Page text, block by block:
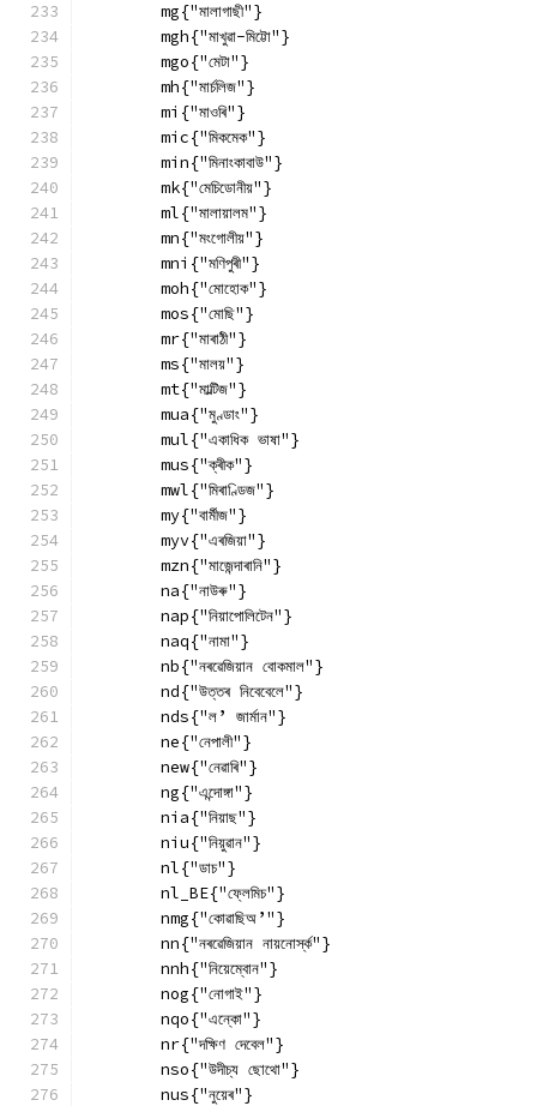
        mg{"মালাগাছী"}
        mgh{"মাখুৱা-মিট্টো"}
        mgo{"মেটা"}
        mh{"মাৰ্চলিজ"}
        mi{"মাওৰি"}
        mic{"মিকমেক"}
        min{"মিনাংকাবাউ"}
        mk{"মেচিডোনীয়"}
        ml{"মালায়ালম"}
        mn{"মংগোলীয়"}
        mni{"মণিপুৰী"}
        moh{"মোহোক"}
        mos{"মোছি"}
        mr{"মাৰাঠী"}
        ms{"মালয়"}
        mt{"মাল্টিজ"}
        mua{"মুণ্ডাং"}
        mul{"একাধিক ভাষা"}
        mus{"ক্ৰীক"}
        mwl{"মিৰাণ্ডিজ"}
        my{"বাৰ্মীজ"}
        myv{"এৰজিয়া"}
        mzn{"মাজেন্দাৰানি"}
        na{"নাউৰু"}
        nap{"নিয়াপোলিটেন"}
        naq{"নামা"}
        nb{"নৰৱেজিয়ান বোকমাল"}
        nd{"উত্তৰ নিবেবেলে"}
        nds{"ল’ জাৰ্মান"}
        ne{"নেপালী"}
        new{"নেৱাৰি"}
        ng{"এন্দোঙ্গা"}
        nia{"নিয়াছ"}
        niu{"নিয়ুৱান"}
        nl{"ডাচ"}
        nl_BE{"ফ্লেমিচ"}
        nmg{"কোৱাছিঅ’"}
        nn{"নৰৱেজিয়ান নায়নোৰ্স্ক"}
        nnh{"নিয়েম্বোন"}
        nog{"নোগাই"}
        nqo{"এন্কো"}
        nr{"দক্ষিণ দেবেল"}
        nso{"উদীচ্য ছোথো"}
        nus{"নুয়েৰ"}